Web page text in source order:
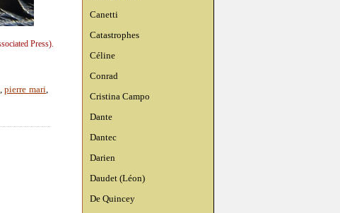
Canetti
Catastrophes
Céline
Conrad
Cristina Campo
Dante
Dantec
Darien
Daudet (Léon)
De Quincey
Press).
,pierre mari,